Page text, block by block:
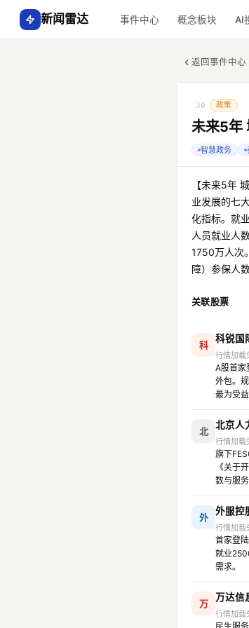
新闻雷达 事件中心 概念板块 AI
返回事件中心
30 政策
未来5年
智慧政务
【未来5年
业发展的七
化指标。就
人员就业人
1750万人次
障）参保人
关联股票
科
科锐国
行情加载
A股首家
外包。
最为受益
北
北京人
行情加载
旗下
《关于
数与服务
外
外服控
行情加载
首家登
就业
需求。
万
万达信
行情加载